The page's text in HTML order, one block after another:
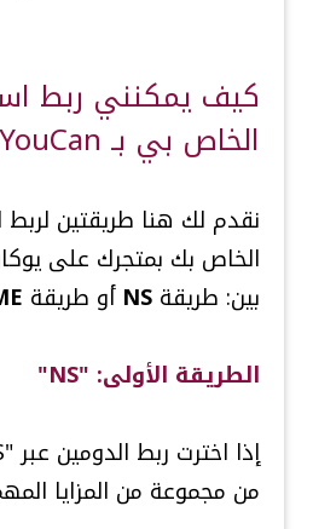
كيف يمكنني ربط
الخاص بي بـ YouCan؟
نقدم لك هنا طريقتين
الخاص بك بمتجرك على
بين: طريقة
أو طريقة
الطريقة الأولى: "NS"
من مجموعة من المزايا